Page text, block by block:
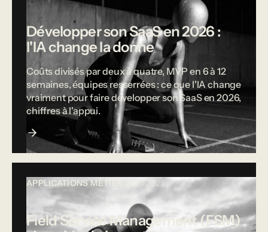
Développer son SaaS en 2026 :
l'IA change la donne
Coûts divisés par deux à quatre, MVP en 6 à 12
semaines, équipes resserrées : ce que l'IA change
vraiment pour faire développer son SaaS en 2026,
chiffres à l'appui.
APPLICATIONS MÉTIER 12 mai 2025
Field Service Management (FSM)